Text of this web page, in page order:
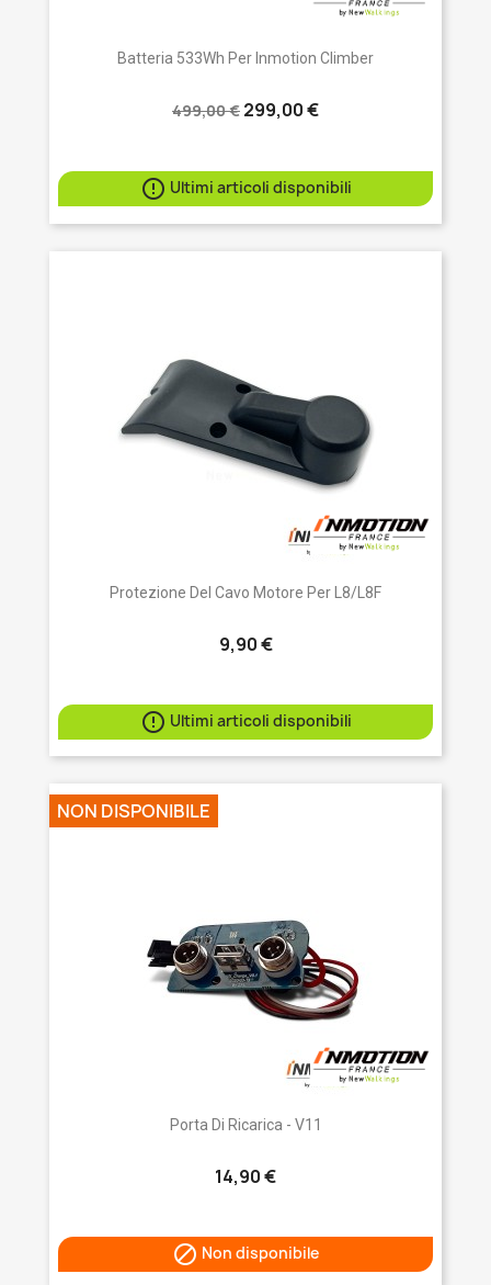
Batteria 533Wh Per Inmotion Climber
499,00 € 299,00 €
 Ultimi articoli disponibili
Protezione Del Cavo Motore Per L8/L8F
9,90 €
 Ultimi articoli disponibili
Porta Di Ricarica - V11
14,90 €
 Non disponibile
NON DISPONIBILE